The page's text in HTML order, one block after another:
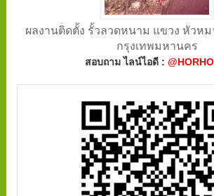
ผลงานติดตั้ง รั้วลวดหนาม แขวง หัวหม
กรุงเทพมหานคร
สอบถาม ไลน์ไอดี :